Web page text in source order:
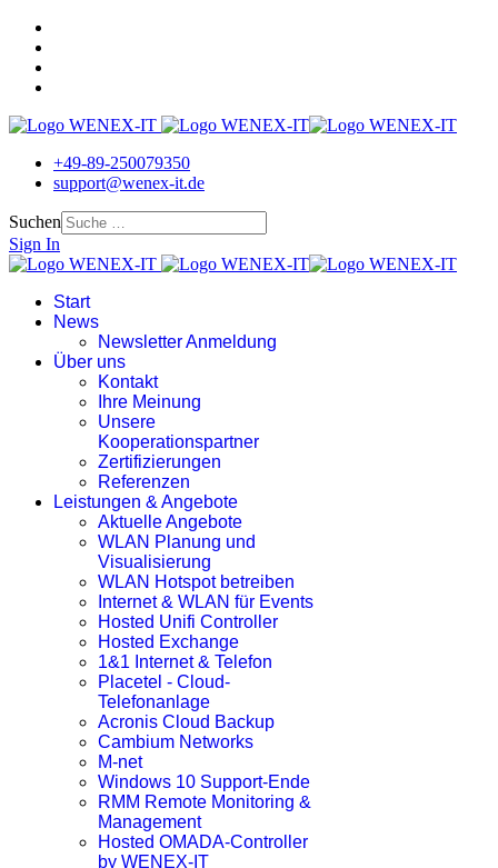
+49-89-250079350
support@wenex-it.de
Suchen
Sign In
Start
News
Newsletter Anmeldung
Über uns
Kontakt
Ihre Meinung
Unsere
Kooperationspartner
Zertifizierungen
Referenzen
Leistungen & Angebote
Aktuelle Angebote
WLAN Planung und
Visualisierung
WLAN Hotspot betreiben
Internet & WLAN für Events
Hosted Unifi Controller
Hosted Exchange
1&1 Internet & Telefon
Placetel - Cloud-
Telefonanlage
Acronis Cloud Backup
Cambium Networks
M-net
Windows 10 Support-Ende
RMM Remote Monitoring &
Management
Hosted OMADA-Controller
by WENEX-IT